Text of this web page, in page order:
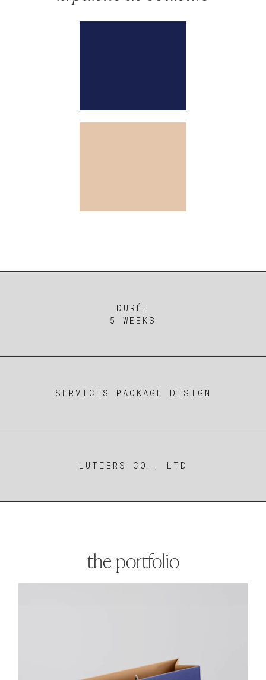
DURÉE
5 WEEKS
SERVICES PACKAGE DESIGN
LUTIERS CO., LTD
the portfolio